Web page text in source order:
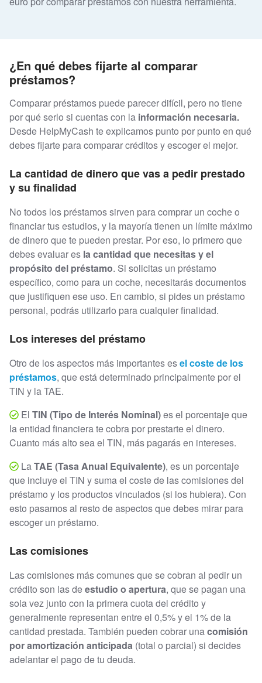
¿En qué debes fijarte al comparar
préstamos?
Comparar préstamos puede parecer difícil, pero no tiene
por qué serlo si cuentas con la información necesaria.
Desde HelpMyCash te explicamos punto por punto en qué
debes fijarte para comparar créditos y escoger el mejor.
La cantidad de dinero que vas a pedir prestado
y su finalidad
No todos los préstamos sirven para comprar un coche o
financiar tus estudios, y la mayoría tienen un límite máximo
de dinero que te pueden prestar. Por eso, lo primero que
debes evaluar es la cantidad que necesitas y el
propósito del préstamo. Si solicitas un préstamo
específico, como para un coche, necesitarás documentos
que justifiquen ese uso. En cambio, si pides un préstamo
personal, podrás utilizarlo para cualquier finalidad.
Los intereses del préstamo
Otro de los aspectos más importantes esel coste de los
préstamos, que está determinado principalmente por el
TIN y la TAE.
El TIN (Tipo de Interés Nominal)es el porcentaje que
la entidad financiera te cobra por prestarte el dinero.
Cuanto más alto sea el TIN, más pagarás en intereses.
LaTAE (Tasa Anual Equivalente), es un porcentaje
que incluye el TIN y suma el coste de las comisiones del
préstamo y los productos vinculados (si los hubiera). Con
esto pasamos al resto de aspectos que debes mirar para
escoger un préstamo.
Las comisiones
Las comisiones más comunes que se cobran al pedir un
crédito son las deestudio o apertura, que se pagan una
sola vez junto con la primera cuota del crédito y
generalmente representan entre el 0,5% y el 1% de la
cantidad prestada. También pueden cobrar unacomisión
por amortización anticipada (total o parcial) si decides
adelantar el pago de tu deuda.